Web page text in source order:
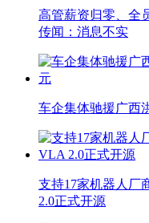
高管薪资归零、全
传闻：消息不实
车企集体驰援广西
支持17家机器人厂
2.0正式开源